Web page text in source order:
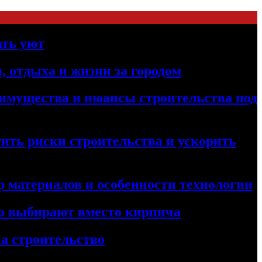
уют
отдыха и жизни за городом
и нюансы строительства под
риски строительства и ускорить
и особенности технологии
выбирают вместо кирпича
строительство